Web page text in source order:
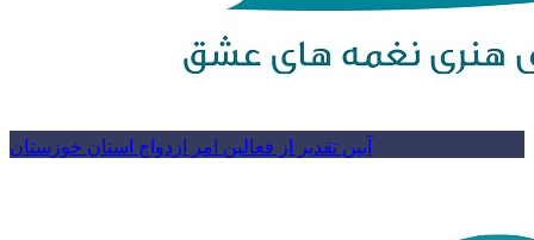
آیین تقدیر از فعالین امر ازدواج استان خوزستان